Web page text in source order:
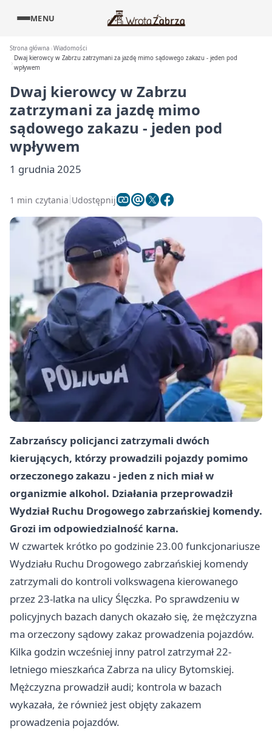
MENU
Strona główna Wiadomości
Dwaj kierowcy w Zabrzu zatrzymani za jazdę mimo sądowego zakazu - jeden pod
wpływem
Dwaj kierowcy w Zabrzu
zatrzymani za jazdę mimo
sądowego zakazu - jeden pod
wpływem
1 grudnia 2025
1 min czytania Udostępnij
Zabrzańscy policjanci zatrzymali dwóch
kierujących, którzy prowadzili pojazdy pomimo
orzeczonego zakazu - jeden z nich miał w
organizmie alkohol. Działania przeprowadził
Wydział Ruchu Drogowego zabrzańskiej komendy.
Grozi im odpowiedzialność karna.
W czwartek krótko po godzinie 23.00 funkcjonariusze
Wydziału Ruchu Drogowego zabrzańskiej komendy
zatrzymali do kontroli volkswagena kierowanego
przez 23-latka na ulicy Ślęczka. Po sprawdzeniu w
policyjnych bazach danych okazało się, że mężczyzna
ma orzeczony sądowy zakaz prowadzenia pojazdów.
Kilka godzin wcześniej inny patrol zatrzymał 22-
letniego mieszkańca Zabrza na ulicy Bytomskiej.
Mężczyzna prowadził audi; kontrola w bazach
wykazała, że również jest objęty zakazem
prowadzenia pojazdów.